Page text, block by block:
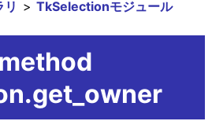
TkSelectionモジュール